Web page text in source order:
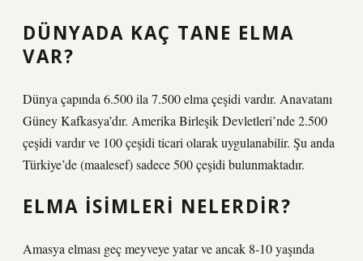
DÜNYADA KAÇ TANE ELMA
VAR?
Dünya çapında 6.500 ila 7.500 elma çeşidi vardır. Anavatanı
Güney Kafkasya’dır. Amerika Birleşik Devletleri’nde 2.500
çeşidi vardır ve 100 çeşidi ticari olarak uygulanabilir. Şu anda
Türkiye’de (maalesef) sadece 500 çeşidi bulunmaktadır.
ELMA ISIMLERI NELERDIR?
Amasya elması geç meyveye yatar ve ancak 8-10 yaşında